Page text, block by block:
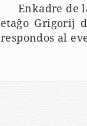
Enkadre de
etaĝo Grigorij
respondos al